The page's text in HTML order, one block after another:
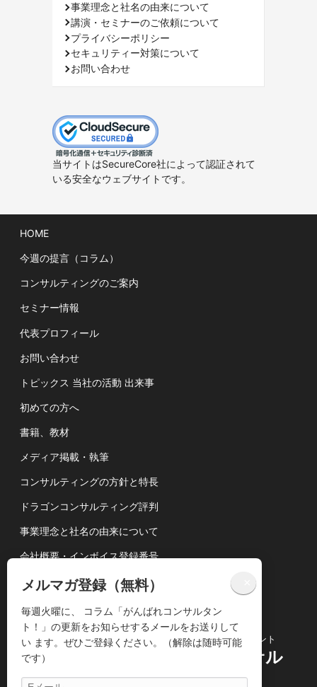
事業理念と社名の由来について
講演・セミナーのご依頼について
プライバシーポリシー
セキュリティー対策について
お問い合わせ
当サイトはSecureCore社によって認証されて
いる安全なウェブサイトです。
HOME
今週の提言（コラム）
コンサルティングのご案内
セミナー情報
代表プロフィール
お問い合わせ
トピックス 当社の活動 出来事
初めての方へ
書籍、教材
メディア掲載・執筆
コンサルティングの方針と特長
ドラゴンコンサルティング評判
事業理念と社名の由来について
会社概要・インボイス登録番号
講演依頼について
個人情報の取扱いについて
コンサルティングビジネス専門のコンサルタント
株式会社ドラゴンコンサル
ティング
メルマガ登録（無料）
毎週火曜に、 コラム「がんばれコンサルタン
ト！」の更新をお知らせするメールをお送りして
い ます。ぜひご登録ください。（解除は随時可能
です）